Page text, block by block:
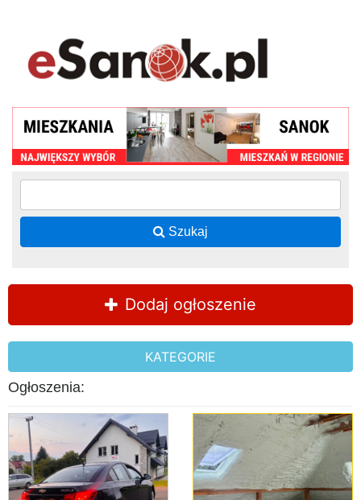
Szukaj
Dodaj ogłoszenie
KATEGORIE
Ogłoszenia: